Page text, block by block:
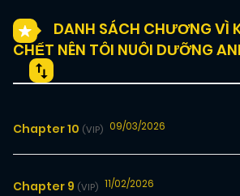
DANH SÁCH CHƯƠNG VÌ
CHẾT NÊN TÔI NUÔI DƯỠNG
Chapter 10 (VIP) 09/03/2026
Chapter 9 (VIP) 11/02/2026